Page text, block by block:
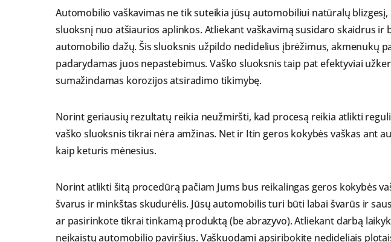
Automobilio vaškavimas ne tik suteikia jūsų automobiliui natūralų
sluoksnį nuo atšiaurios aplinkos. Atliekant vaškavimą susidaro skaidrus ir
automobilio dažų. Šis sluoksnis užpildo nedidelius įbrėžimus, akmenukų
padarydamas juos nepastebimus. Vaško sluoksnis taip pat efektyviai
sumažindamas korozijos atsiradimo tikimybę.
Norint geriausių rezultatų reikia neužmiršti, kad procesą reikia atlikti
vaško sluoksnis tikrai nėra amžinas. Net ir Itin geros kokybės vaškas ant
kaip keturis mėnesius.
Norint atlikti šitą procedūrą pačiam Jums bus reikalingas geros kokybės
švarus ir minkštas skudurėlis. Jūsų automobilis turi būti labai švarūs ir
ar pasirinkote tikrai tinkamą produktą (be abrazyvo). Atliekant darbą
neįkaistų automobilio paviršius. Vaškuodami apsiribokite nedideliais